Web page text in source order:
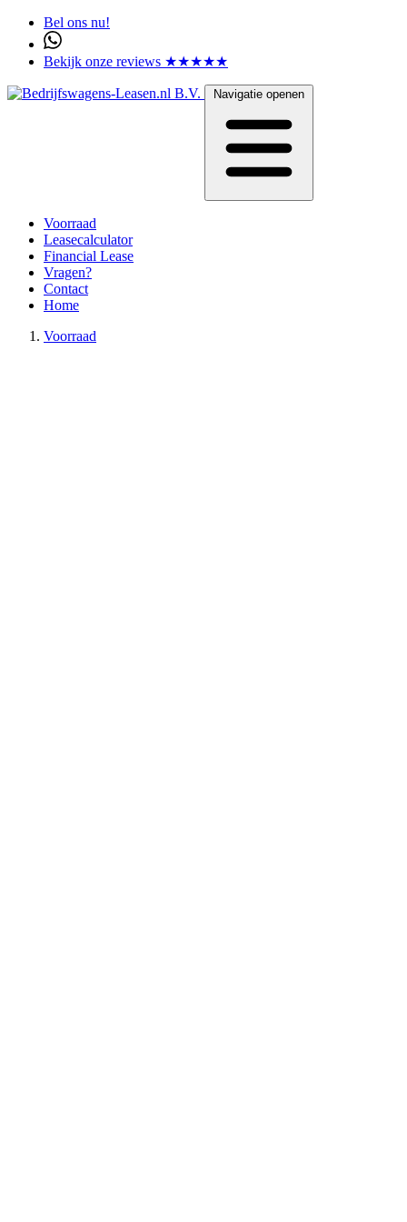
Bel ons nu!
Bekijk onze reviews ★★★★★
Navigatie openen
Voorraad
Leasecalculator
Financial Lease
Vragen?
Contact
Home
Voorraad